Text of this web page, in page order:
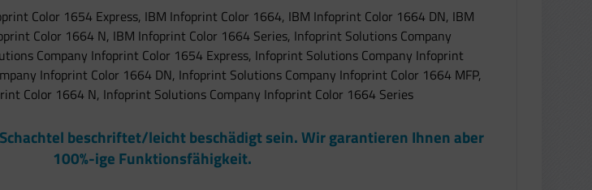
Color 1654 Express, IBM Infoprint Color 1664, IBM Infoprint Color 1664 DN, IBM
Color 1664 N, IBM Infoprint Color 1664 Series, Infoprint Solutions Company
Company Infoprint Color 1654 Express, Infoprint Solutions Company Infoprint
Infoprint Color 1664 DN, Infoprint Solutions Company Infoprint Color 1664 MFP,
Color 1664 N, Infoprint Solutions Company Infoprint Color 1664 Series
beschriftet/leicht beschädigt sein. Wir garantieren Ihnen aber
100%-ige Funktionsfähigkeit.